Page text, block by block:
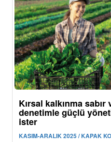
Kırsal kalkınma
denetimle güçlü
ister
KASIM-ARALIK 2025 / KAPAK